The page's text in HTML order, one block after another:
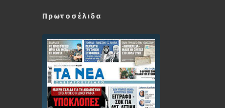
Πρωτοσέλιδα